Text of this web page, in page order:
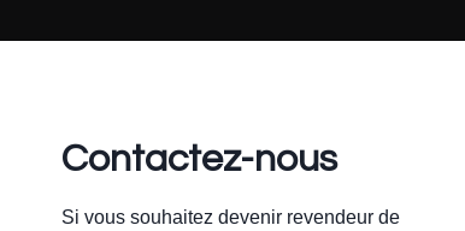
Contactez-nous
Si vous souhaitez devenir revendeur de